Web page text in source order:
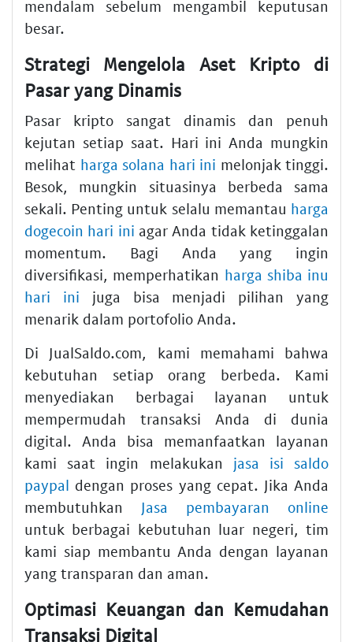
mendalam sebelum mengambil keputusan
besar.
Strategi Mengelola Aset Kripto di
Pasar yang Dinamis
Pasar kripto sangat dinamis dan penuh
kejutan setiap saat. Hari ini Anda mungkin
melihat harga solana hari ini melonjak tinggi.
Besok, mungkin situasinya berbeda sama
sekali. Penting untuk selalu memantau harga
dogecoin hari ini agar Anda tidak ketinggalan
momentum. Bagi Anda yang ingin
diversifikasi, memperhatikan harga shiba inu
hari ini juga bisa menjadi pilihan yang
menarik dalam portofolio Anda.
Di JualSaldo.com, kami memahami bahwa
kebutuhan setiap orang berbeda. Kami
menyediakan berbagai layanan untuk
mempermudah transaksi Anda di dunia
digital. Anda bisa memanfaatkan layanan
kami saat ingin melakukan jasa isi saldo
paypal dengan proses yang cepat. Jika Anda
membutuhkan Jasa pembayaran online
untuk berbagai kebutuhan luar negeri, tim
kami siap membantu Anda dengan layanan
yang transparan dan aman.
Optimasi Keuangan dan Kemudahan
Transaksi Digital